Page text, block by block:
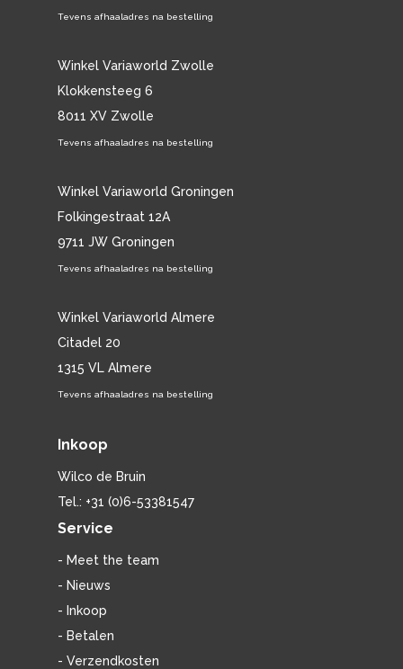
Tevens afhaaladres na bestelling
Winkel Variaworld Zwolle
Klokkensteeg 6
8011 XV Zwolle
Tevens afhaaladres na bestelling
Winkel Variaworld Groningen
Folkingestraat 12A
9711 JW Groningen
Tevens afhaaladres na bestelling
Winkel Variaworld Almere
Citadel 20
1315 VL Almere
Tevens afhaaladres na bestelling
Inkoop
Wilco de Bruin
Tel.: +31 (0)6-53381547
Service
- Meet the team
- Nieuws
- Inkoop
- Betalen
- Verzendkosten